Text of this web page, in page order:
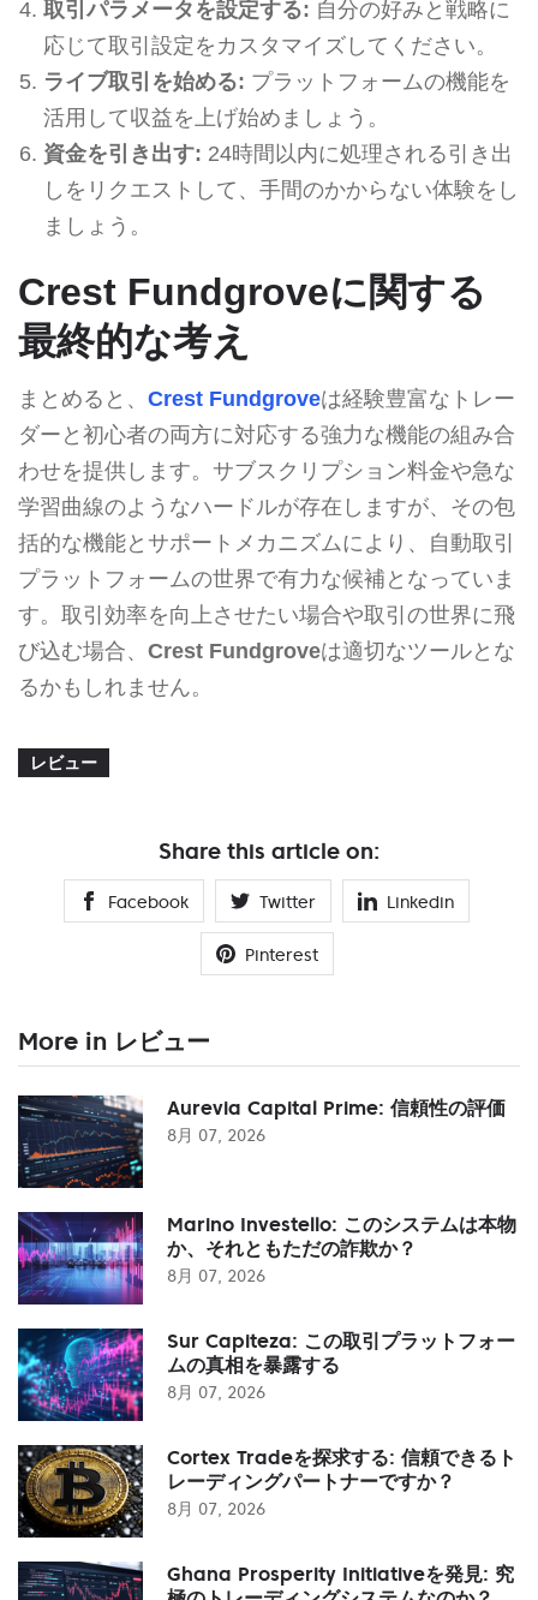
取引パラメータを設定する: 自分の好みと戦略に
応じて取引設定をカスタマイズしてください。
ライブ取引を始める: プラットフォームの機能を
活用して収益を上げ始めましょう。
資金を引き出す: 24時間以内に処理される引き出
しをリクエストして、手間のかからない体験をし
ましょう。
Crest Fundgroveに関する
最終的な考え
まとめると、 Crest Fundgroveは経験豊富なトレー
ダーと初心者の両方に対応する強力な機能の組み合
わせを提供します。サブスクリプション料金や急な
学習曲線のようなハードルが存在しますが、その包
括的な機能とサポートメカニズムにより、自動取引
プラットフォームの世界で有力な候補となっていま
す。取引効率を向上させたい場合や取引の世界に飛
び込む場合、 Crest Fundgroveは適切なツールとな
るかもしれません。
レビュー
Share this article on:
Facebook Twitter Linkedin
Pinterest
More in レビュー
Aurevia Capital Prime: 信頼性の評価
8月 07, 2026
Marino Investello: このシステムは本物
か、それともただの詐欺か？
8月 07, 2026
Sur Capiteza: この取引プラットフォー
ムの真相を暴露する
8月 07, 2026
Cortex Tradeを探求する: 信頼できるト
レーディングパートナーですか？
8月 07, 2026
Ghana Prosperity Initiativeを発見: 究